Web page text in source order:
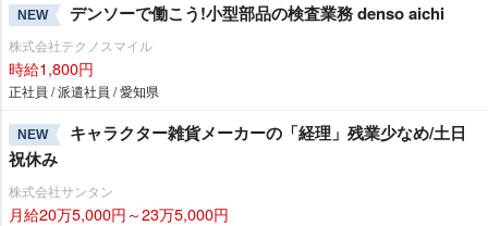
NEW デンソーで働こう!小型部品の検査業務 denso aichi
株式会社テクノスマイル
時給1,800円
正社員 / 派遣社員 / 愛知県
NEW
キャラクター雑貨メーカーの「経理」残業少なめ/土日
祝休み
株式会社サンタン
月給20万5,000円～23万5,000円